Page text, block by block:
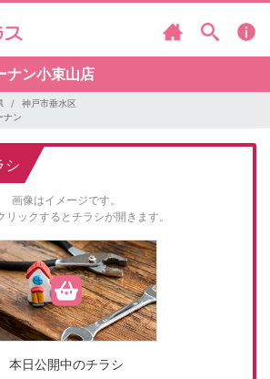
ナン小束山店
神戸市垂水区
ナン
シ
画像はイメージです。
リックするとチラシが開きます。
本日公開中のチラシ